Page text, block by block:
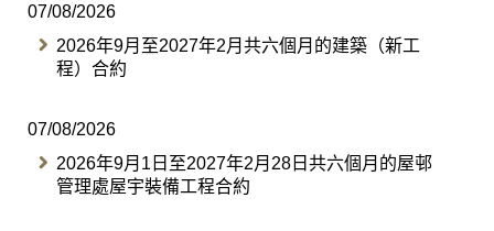
07/08/2026
2026年9月至2027年2月共六個月的建築（新工
程）合約
07/08/2026
2026年9月1日至2027年2月28日共六個月的屋邨
管理處屋宇裝備工程合約